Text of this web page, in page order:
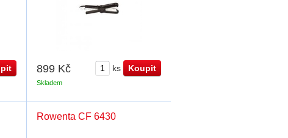
899 Kč ks
Skladem
Rowenta CF 6430